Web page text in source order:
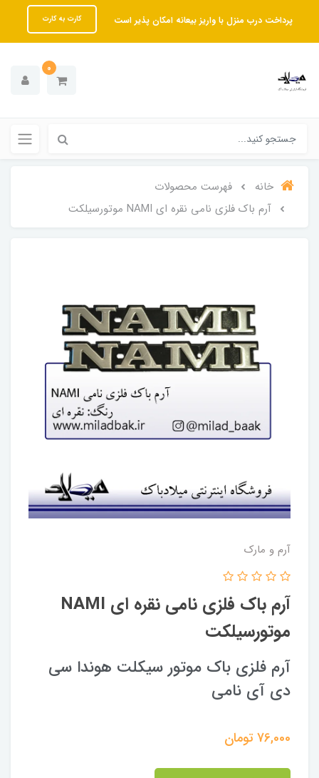
پرداخت درب منزل با واریز بیعانه امکان پذیر است کارت به کارت
0
خانه
فهرست محصولات
آرم باک فلزی نامی نقره ای NAMI موتورسیلکت
آرم و مارک
آرم باک فلزی نامی نقره ای NAMI
موتورسیلکت
آرم فلزی باک موتور سیکلت هوندا سی
دی آی نامی
76,000تومان